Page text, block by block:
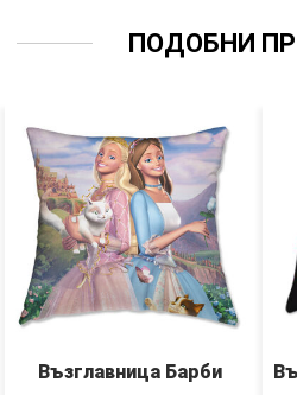
ПОДОБНИ
Възглавница Барби